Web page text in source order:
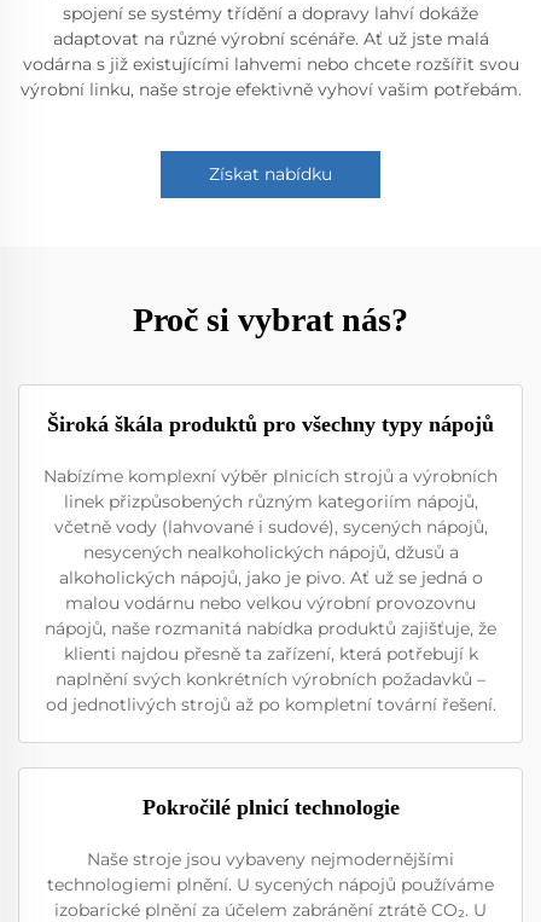
spojení se systémy třídění a dopravy lahví dokáže
adaptovat na různé výrobní scénáře. Ať už jste malá
vodárna s již existujícími lahvemi nebo chcete rozšířit svou
výrobní linku, naše stroje efektivně vyhoví vašim potřebám.
Získat nabídku
Proč si vybrat nás?
Široká škála produktů pro všechny typy nápojů
Nabízíme komplexní výběr plnicích strojů a výrobních
linek přizpůsobených různým kategoriím nápojů,
včetně vody (lahvované i sudové), sycených nápojů,
nesycených nealkoholických nápojů, džusů a
alkoholických nápojů, jako je pivo. Ať už se jedná o
malou vodárnu nebo velkou výrobní provozovnu
nápojů, naše rozmanitá nabídka produktů zajišťuje, že
klienti najdou přesně ta zařízení, která potřebují k
naplnění svých konkrétních výrobních požadavků –
od jednotlivých strojů až po kompletní tovární řešení.
Pokročilé plnicí technologie
Naše stroje jsou vybaveny nejmodernějšími
technologiemi plnění. U sycených nápojů používáme
izobarické plnění za účelem zabránění ztrátě CO₂. U